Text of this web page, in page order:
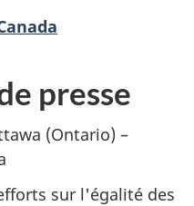
presse
(Ontario) –
sur l'égalité des